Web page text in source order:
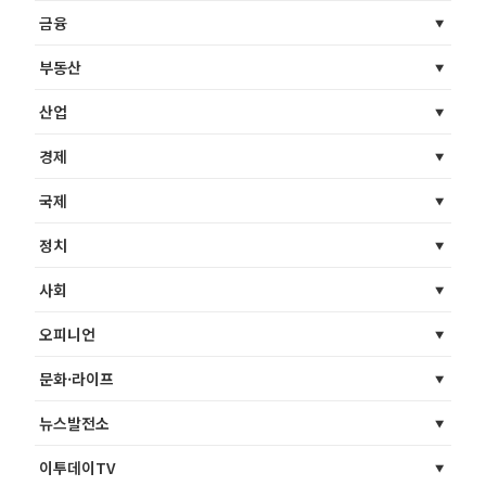
금융
부동산
산업
경제
국제
정치
사회
오피니언
문화·라이프
뉴스발전소
이투데이TV